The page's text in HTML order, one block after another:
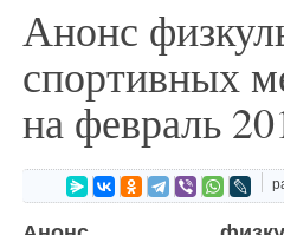
Анонс
спортивных
на февраль